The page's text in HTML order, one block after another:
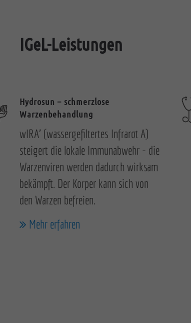
IGeL-Leistungen
Hydrosun – schmerzlose
Warzenbehandlung
wIRA' (wassergefiltertes Infrarot A)
steigert die lokale Immunabwehr - die
Warzenviren werden dadurch wirksam
bekämpft. Der Korper kann sich von
den Warzen befreien.
Mehr erfahren